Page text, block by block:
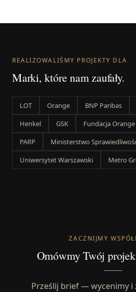
REALIZOWALIŚMY PROJEKTY DLA
Marki, które nam zaufały.
LOT Orange BNP Paribas
Henkel
GSK Fundacja Orange
PARP
Ministerstwo
Uniwersytet Warszawski
Metro
ZACZNIJMY
Omówmy Twój
Prześlij brief — wycenimy